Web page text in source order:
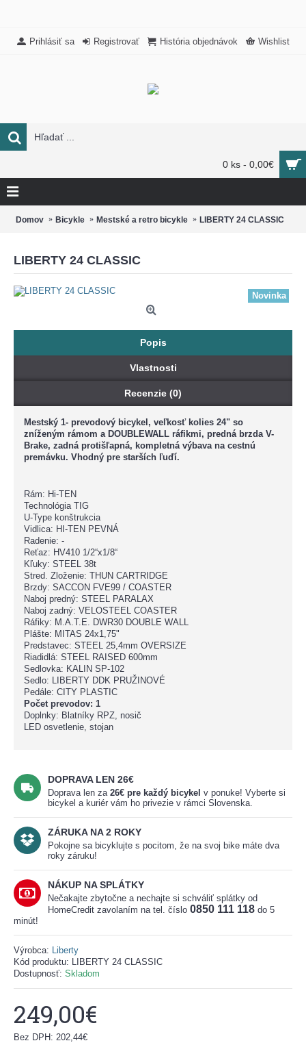
Prihlásiť sa Registrovať História objednávok Wishlist
0 ks - 0,00€
Domov Bicykle Mestské a retro bicykle LIBERTY 24 CLASSIC
LIBERTY 24 CLASSIC
Novinka
Popis
Vlastnosti
Recenzie (0)
Mestský 1- prevodový bicykel, veľkosť kolies 24" so
zníženým rámom a DOUBLEWALL ráfikmi, predná brzda V-
Brake, zadná protišľapná, kompletná výbava na cestnú
premávku. Vhodný pre starších ľuďí.
Rám: Hi-TEN
Technológia TIG
U-Type konštrukcia
Vidlica: HI-TEN PEVNÁ
Radenie: -
Reťaz: HV410 1/2“x1/8“
Kľuky: STEEL 38t
Stred. Zloženie: THUN CARTRIDGE
Brzdy: SACCON FVE99 / COASTER
Naboj predný: STEEL PARALAX
Naboj zadný: VELOSTEEL COASTER
Ráfiky: M.A.T.E. DWR30 DOUBLE WALL
Plášte: MITAS 24x1,75"
Predstavec: STEEL 25,4mm OVERSIZE
Riadidlá: STEEL RAISED 600mm
Sedlovka: KALIN SP-102
Sedlo: LIBERTY DDK PRUŽINOVÉ
Pedále: CITY PLASTIC
Počet prevodov: 1
Doplnky: Blatníky RPZ, nosič
LED osvetlenie, stojan
DOPRAVA LEN 26€
Doprava len za 26€ pre každý bicykel v ponuke! Vyberte si
bicykel a kuriér vám ho privezie v rámci Slovenska.
ZÁRUKA NA 2 ROKY
Pokojne sa bicyklujte s pocitom, že na svoj bike máte dva
roky záruku!
NÁKUP NA SPLÁTKY
Nečakajte zbytočne a nechajte si schváliť splátky od
HomeCredit zavolaním na tel. číslo 0850 111 118 do 5
minút!
Výrobca: Liberty
Kód produktu: LIBERTY 24 CLASSIC
Dostupnosť: Skladom
249,00€
Bez DPH: 202,44€